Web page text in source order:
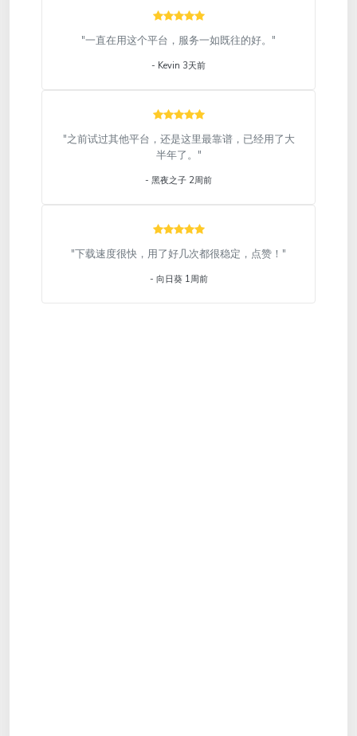
"一直在用这个平台，服务一如既往的好。"
- Kevin 3天前
"之前试过其他平台，还是这里最靠谱，已经用了大
半年了。"
- 黑夜之子 2周前
"下载速度很快，用了好几次都很稳定，点赞！"
- 向日葵 1周前